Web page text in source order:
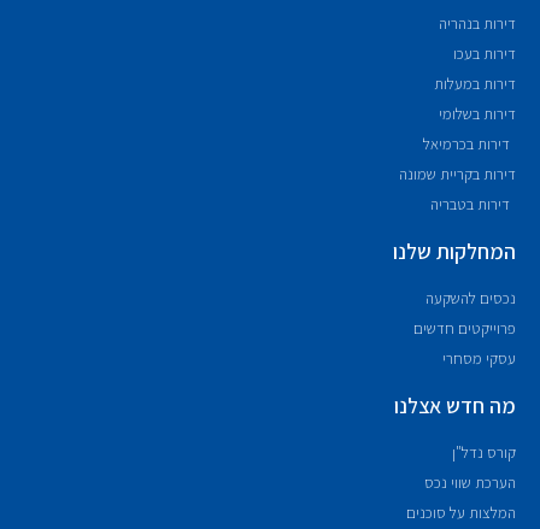
דירות בנהריה
דירות בעכו
דירות במעלות
דירות בשלומי
דירות בכרמיאל
דירות בקריית שמונה
דירות בטבריה
המחלקות שלנו
נכסים להשקעה
פרוייקטים חדשים
עסקי מסחרי
מה חדש אצלנו
קורס נדל"ן
הערכת שווי נכס
המלצות על סוכנים